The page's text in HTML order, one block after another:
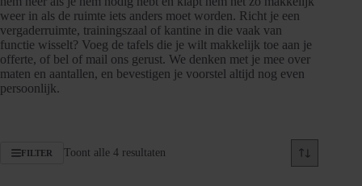
weer in als de ruimte iets anders moet worden. Richt je een
vergaderruimte, trainingszaal of kantine in die vaak van
functie wisselt? Voeg de tafels die je wilt makkelijk toe aan je
offerte, of bel of mail ons gerust. We denken met je mee over
maten en aantallen, en bevestigen je voorstel altijd nog even
persoonlijk.
FILTER Toont alle 4 resultaten